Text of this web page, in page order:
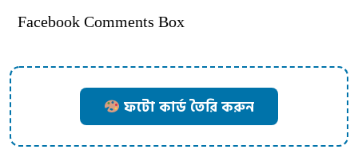
Facebook Comments Box
ফটো কার্ড তৈরি করুন